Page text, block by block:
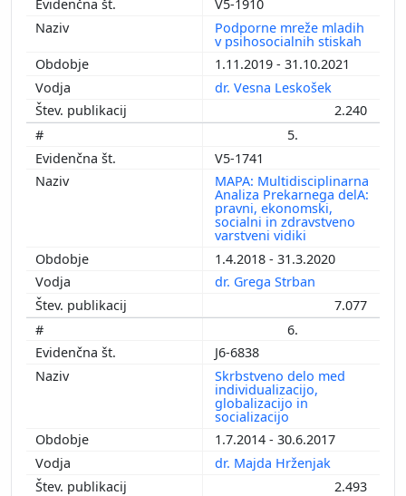
V5-1910
Podporne mreže mladih
v psihosocialnih stiskah
1.11.2019 - 31.10.2021
dr. Vesna Leskošek
2.240
5.
V5-1741
MAPA: Multidisciplinarna
Analiza Prekarnega delA:
pravni, ekonomski,
socialni in zdravstveno
varstveni vidiki
1.4.2018 - 31.3.2020
dr. Grega Strban
7.077
6.
J6-6838
Skrbstveno delo med
individualizacijo,
globalizacijo in
socializacijo
1.7.2014 - 30.6.2017
dr. Majda Hrženjak
2.493